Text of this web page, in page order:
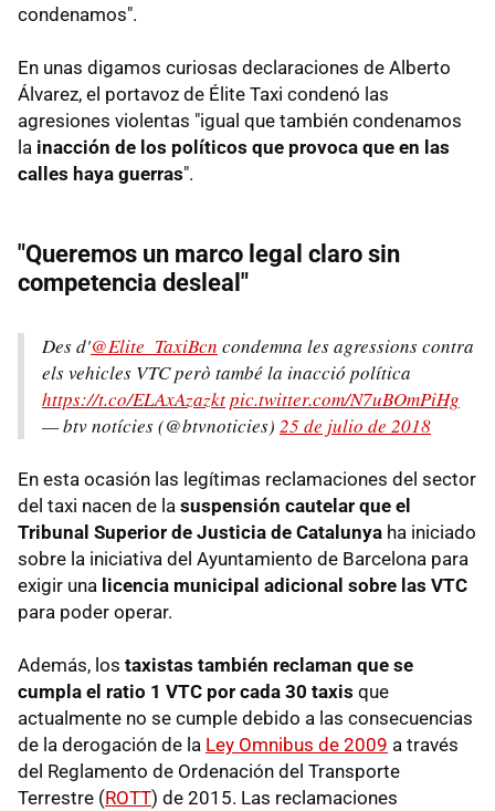
condenamos".
En unas digamos curiosas declaraciones de Alberto
Álvarez, el portavoz de Élite Taxi condenó las
agresiones violentas "igual que también condenamos
la inacción de los políticos que provoca que en las
calles haya guerras".
"Queremos un marco legal claro sin
competencia desleal"
Des d'@Elite_TaxiBcn condemna les agressions contra
els vehicles VTC però també la inacció política
https://t.co/ELAxAzazktpic.twitter.com/N7uBOmPiHg
— btv notícies (@btvnoticies) 25 de julio de 2018
En esta ocasión las legítimas reclamaciones del sector
del taxi nacen de la suspensión cautelar que el
Tribunal Superior de Justicia de Catalunya ha iniciado
sobre la iniciativa del Ayuntamiento de Barcelona para
exigir una licencia municipal adicional sobre las VTC
para poder operar.
Además, los taxistas también reclaman que se
cumpla el ratio 1 VTC por cada 30 taxis que
actualmente no se cumple debido a las consecuencias
de la derogación de la Ley Omnibus de 2009 a través
del Reglamento de Ordenación del Transporte
Terrestre (ROTT) de 2015. Las reclamaciones